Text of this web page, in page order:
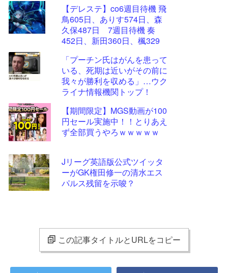
【デレステ】co6週目待機 飛
鳥605日、ありす574日、森
久保487日 7週目待機 奏
452日、新田360日、楓329
「プーチン氏はがんを患って
いる、死期は近いがその前に
我々が勝利を収める」…ウク
ライナ情報機関トップ！
【期間限定】MGS動画が100
円セール実施中！！とりあえ
ず全部買うやろｗｗｗｗｗ
Jリーグ英語版公式ツイッタ
ーがGK権田修一の清水エス
パルス残留を示唆？
この記事タイトルとURLをコピー